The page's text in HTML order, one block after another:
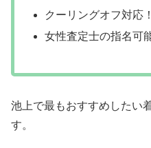
クーリングオフ対応！
女性査定士の指名可
池上で最もおすすめしたい
す。